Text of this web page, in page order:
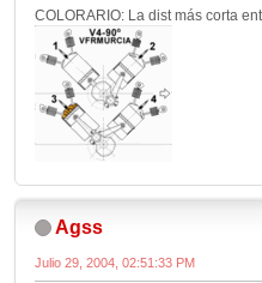
COLORARIO: La dist más corta
Agss
Julio 29, 2004, 02:51:33 PM